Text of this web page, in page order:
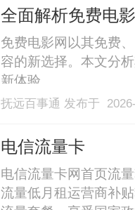
全面解析免费电
免费电影网以其免费
容的新选择。本文分
新体验。......
抚远百事通 发布于
电信流量卡
电信流量卡网首页流
流量低月租运营商补